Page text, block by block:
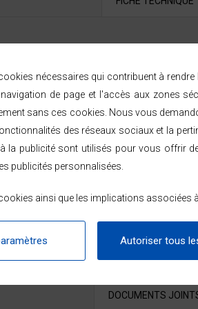
DOCUMENTS
nécessaires qui contribuent à
de page et l'accès aux zones
sans ces cookies. Nous vous
des réseaux sociaux et la
la publicité sont utilisés pour vous offrir
publicités personnalisées.
ainsi que les implications associées
Autoriser tous